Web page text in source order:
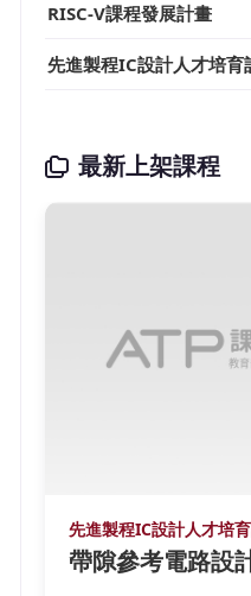
RISC-V課程發展計畫
先進製程IC設計人才培育
最新上架課程
先進製程IC設計人才培
帶隙參考電路設